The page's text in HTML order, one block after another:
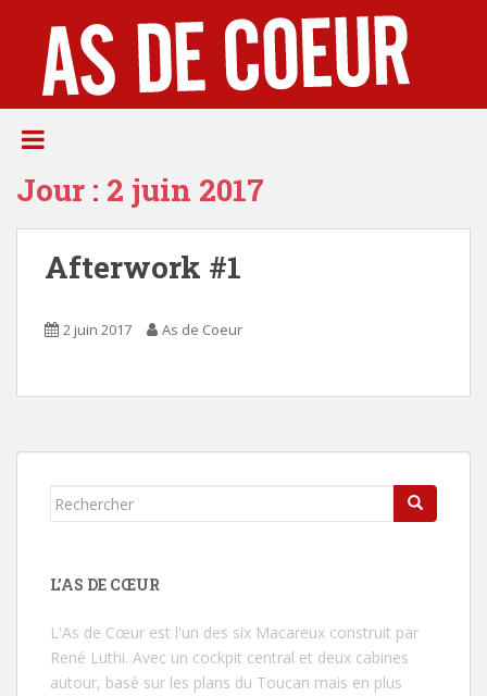
t
Jour : 2 juin 2017
Afterwork #1
2 juin 2017 As de Coeur
Rechercher...
L’AS DE CŒUR
L'As de Cœur est l'un des six Macareux construit par
René Luthi. Avec un cockpit central et deux cabines
autour, basé sur les plans du Toucan mais en plus